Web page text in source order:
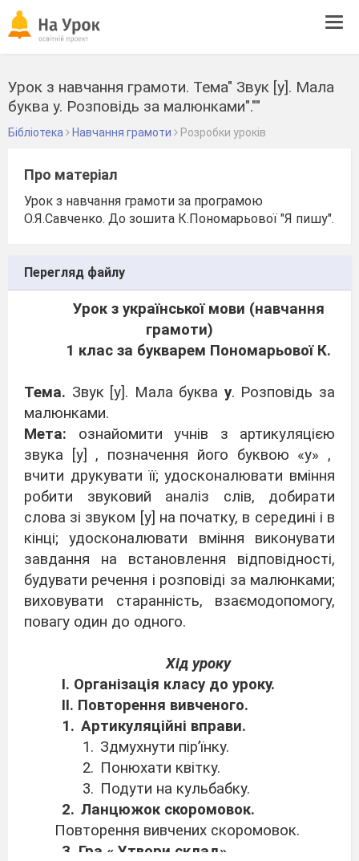
Урок з навчання грамоти. Тема" Звук [у]. Мала
буква у. Розповідь за малюнками".""
Бібліотека Навчання грамоти Розробки уроків
Про матеріал
Урок з навчання грамоти за програмою
О.Я.Савченко. До зошита К.Пономарьової "Я пишу".
Перегляд файлу
Урок з української мови (навчання
грамоти)
1 клас за букварем Пономарьової К.
Тема. Звук [у]. Мала буква у. Розповідь за
малюнками.
Мета: ознайомити учнів з артикуляцією
звука [у] , позначення його буквою «у» ,
вчити друкувати її; удосконалювати вміння
робити звуковий аналіз слів, добирати
слова зі звуком [у] на початку, в середині і в
кінці; удосконалювати вміння виконувати
завдання на встановлення відповідності,
будувати речення і розповіді за малюнками;
виховувати старанність, взаємодопомогу,
повагу один до одного.
Хід уроку
І. Організація класу до уроку.
ІІ. Повторення вивченого.
Артикуляційні вправи.
Здмухнути пір’їнку.
Понюхати квітку.
Подути на кульбабку.
Ланцюжок скоромовок.
Повторення вивчених скоромовок.
3. Гра « Утвори склад»